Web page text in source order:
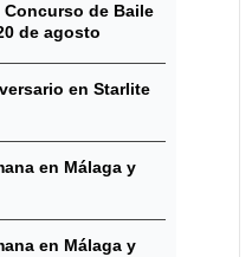
de Baile
de agosto
en Starlite
en Málaga y
en Málaga y